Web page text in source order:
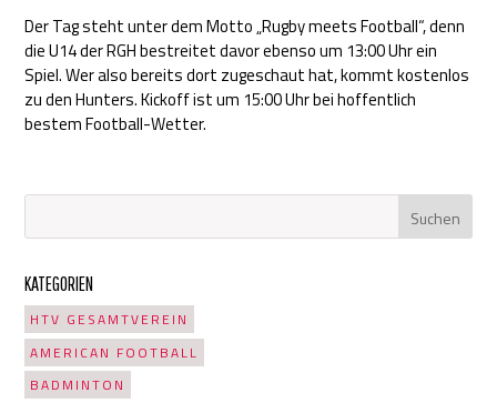
Der Tag steht unter dem Motto „Rugby meets Football“, denn
die U14 der RGH bestreitet davor ebenso um 13:00 Uhr ein
Spiel. Wer also bereits dort zugeschaut hat, kommt kostenlos
zu den Hunters. Kickoff ist um 15:00 Uhr bei hoffentlich
bestem Football-Wetter.
KATEGORIEN
HTV GESAMTVEREIN
AMERICAN FOOTBALL
BADMINTON